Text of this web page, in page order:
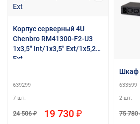
Корпус серверный 4U
Chenbro RM41300-F2-U3
1x3,5" Int/1x3,5" Ext/1x5,25"
Ext
639299
7 шт.
24 506 ₽ 19 730 ₽
Шкаф
633599
2 шт.
75 780